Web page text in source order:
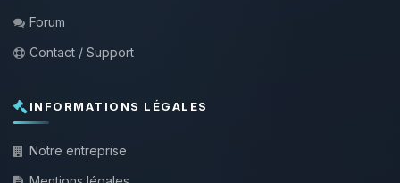
Forum
Contact / Support
INFORMATIONS LÉGALES
Notre entreprise